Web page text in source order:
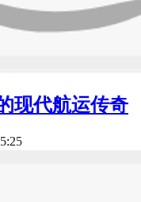
现代航运传奇